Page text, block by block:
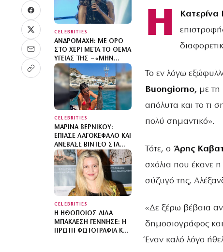
CELEBRITIES
ΑΝΔΡΟΜΆΧΗ: ΜΕ ΟΡΌ
ΣΤΟ ΧΈΡΙ ΜΕΤΆ ΤΟ ΘΈΜΑ
ΥΓΕΊΑΣ ΤΗΣ – «ΜΗΝ
ΑΝΗΣΥΧΕΊΤΕ, ΤΟ ‘ΧΩ»
CELEBRITIES
ΜΑΡΊΝΑ ΒΕΡΝΊΚΟΥ:
ΈΠΙΑΣΕ ΛΑΓΟΚΈΦΑΛΟ ΚΑΙ
ΑΝΈΒΑΣΕ ΒΊΝΤΕΟ ΣΤΑ
SOCIAL MEDIA – «ΔΕΝ
ΥΠΆΡΧΕΙ ΚΑΝΈΝΑΣ
ΛΌΓΟΣ ΝΑ
ΦΟΒΌΜΑΣΤΕ»
CELEBRITIES
Η ΗΘΟΠΟΙΌΣ ΛΊΛΑ
ΜΠΑΚΛΈΣΗ ΓΈΝΝΗΣΕ: Η
ΠΡΏΤΗ ΦΩΤΟΓΡΑΦΊΑ ΚΑΙ
Η Κατερίνα
Το εν λόγω
Buongiorno, με τη
απόλυτα και το τι
πολύ σημαντικό».
Τότε, ο Άρης
σχόλια που έκανε
σύζυγό της,
«Δε ξέρω βέβαια αν
δημοσιογράφος
Έναν καλό λόγο